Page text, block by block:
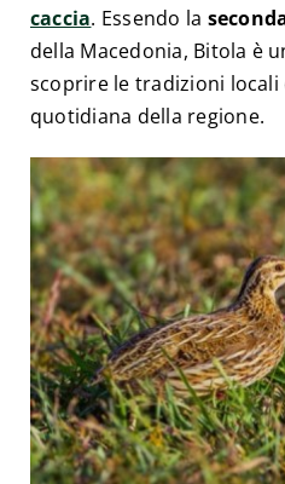
caccia. Essendo la
della Macedonia, Bitola è
scoprire le tradizioni locali
quotidiana della regione.